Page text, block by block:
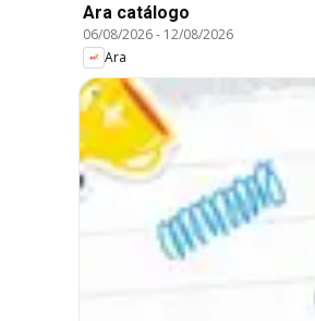
Ara catálogo
06/08/2026- 12/08/2026
Ara